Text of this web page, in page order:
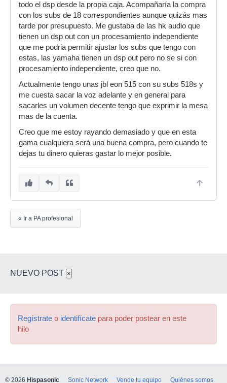
todo el dsp desde la propia caja. Acompañaría la compra
con los subs de 18 correspondientes aunque quizás mas
tarde por presupuesto. Me gustaba de las hk audio que
tienen un dsp out con un procesamiento independiente
que me podria permitir ajustar los subs que tengo con
estas, las yamaha tienen un dsp out pero no se si con
procesamiento independiente, creo que no.
Actualmente tengo unas jbl eon 515 con su subs 518s y
me cuesta sacar la voz adelante y en general para
sacarles un volumen decente tengo que exprimir la mesa
mas de la cuenta.
Creo que me estoy rayando demasiado y que en esta
gama cualquiera será una buena compra, pero cuando te
dejas tu dinero quieras gastar lo mejor posible.
« Ir a PA profesional
NUEVO POST ×
Regístrate o identifícate para poder postear en este
hilo
© 2026 Hispasonic Sonic Network Vende tu equipo Quiénes somos